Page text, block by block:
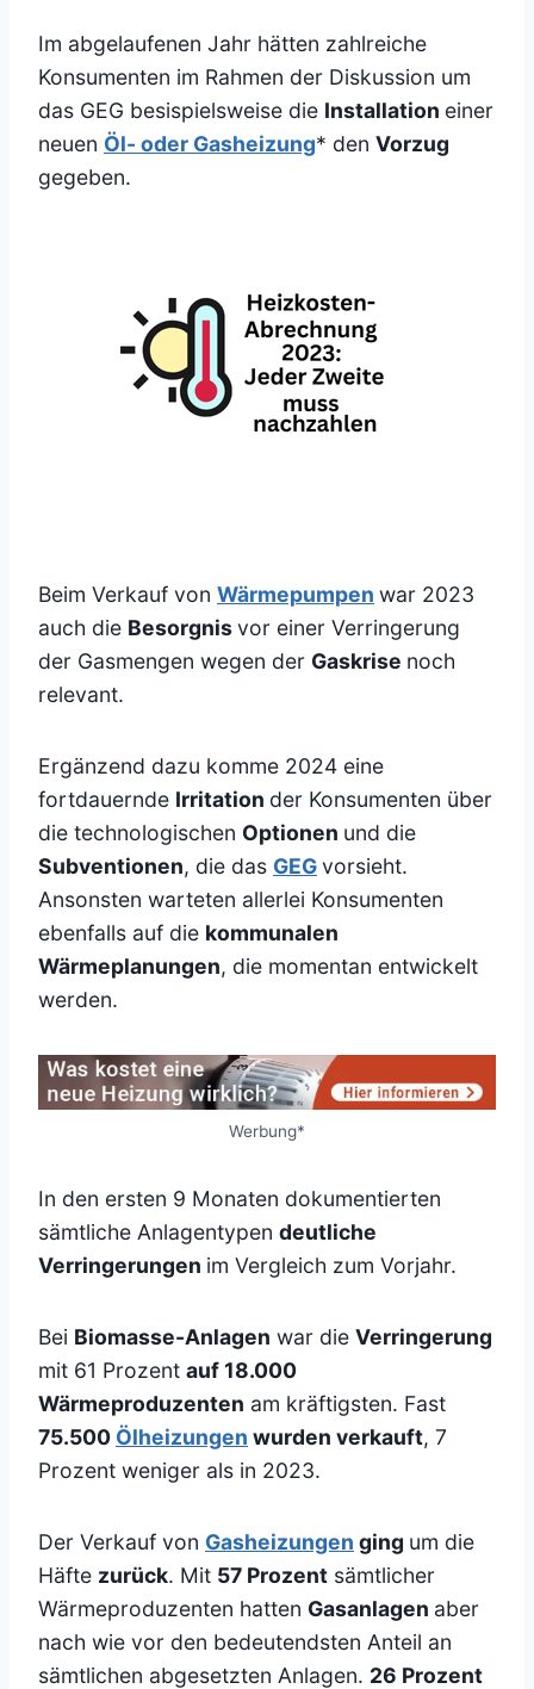
Im abgelaufenen Jahr hätten zahlreiche
Konsumenten im Rahmen der Diskussion um
das GEG besispielsweise die Installation einer
neuen Öl- oder Gasheizung* den Vorzug
gegeben.
Beim Verkauf von Wärmepumpen war 2023
auch die Besorgnisvor einer Verringerung
der Gasmengen wegen der Gaskrise noch
relevant.
Ergänzend dazu komme 2024 eine
fortdauernde Irritation der Konsumenten über
die technologischen Optionen und die
Subventionen, die das GEGvorsieht.
Ansonsten warteten allerlei Konsumenten
ebenfalls auf die kommunalen
Wärmeplanungen, die momentan entwickelt
werden.
Werbung*
In den ersten 9 Monaten dokumentierten
sämtliche Anlagentypen deutliche
Verringerungen im Vergleich zum Vorjahr.
Bei Biomasse-Anlagen war die Verringerung
mit 61 Prozent auf 18.000
Wärmeproduzenten am kräftigsten. Fast
75.500 Ölheizungen wurden verkauft, 7
Prozent weniger als in 2023.
Der Verkauf von Gasheizungen ging um die
Häfte zurück. Mit 57 Prozent sämtlicher
Wärmeproduzenten hatten Gasanlagen aber
nach wie vor den bedeutendsten Anteil an
sämtlichen abgesetzten Anlagen. 26 Prozent